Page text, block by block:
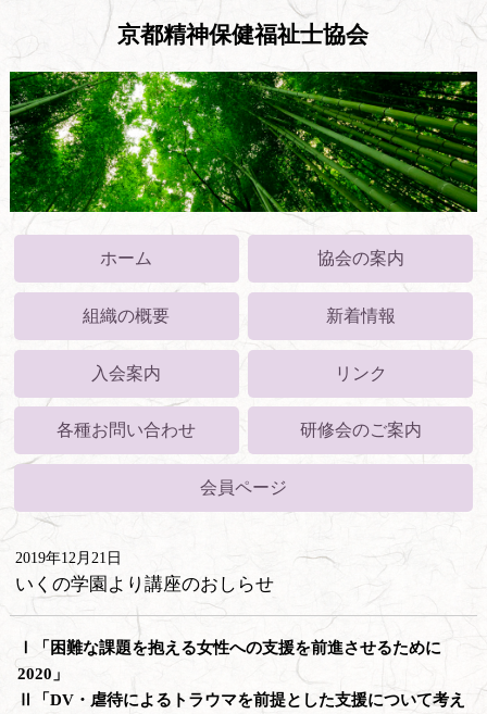
京都精神保健福祉士協会
ホーム 協会の案内
組織の概要 新着情報
入会案内 リンク
各種お問い合わせ 研修会のご案内
会員ページ
2019年12月21日
いくの学園より講座のおしらせ
Ⅰ「困難な課題を抱える女性への支援を前進させるために
2020」
Ⅱ「DV・虐待によるトラウマを前提とした支援について考え